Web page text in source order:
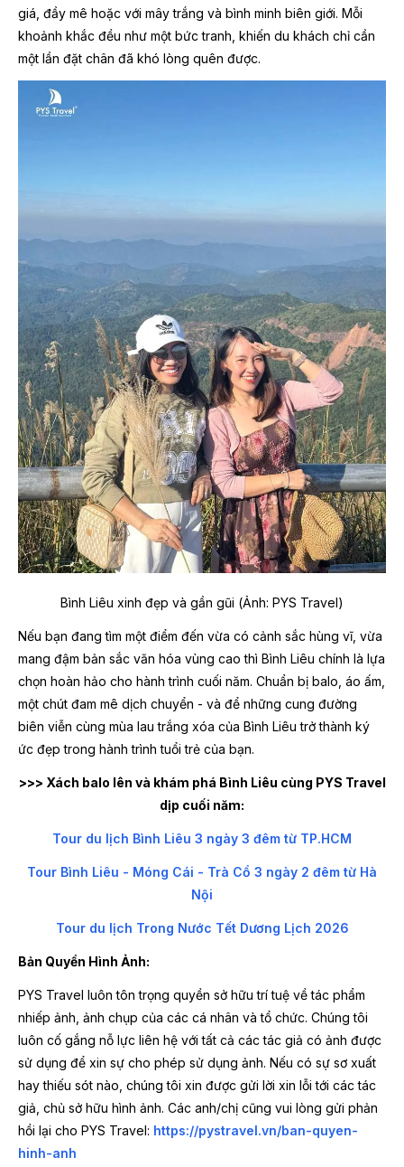
giá, đầy mê hoặc với mây trắng và bình minh biên giới. Mỗi
khoảnh khắc đều như một bức tranh, khiến du khách chỉ cần
một lần đặt chân đã khó lòng quên được.
Bình Liêu xinh đẹp và gần gũi (Ảnh: PYS Travel)
Nếu bạn đang tìm một điểm đến vừa có cảnh sắc hùng vĩ, vừa
mang đậm bản sắc văn hóa vùng cao thì Bình Liêu chính là lựa
chọn hoàn hảo cho hành trình cuối năm. Chuẩn bị balo, áo ấm,
một chút đam mê dịch chuyển - và để những cung đường
biên viễn cùng mùa lau trắng xóa của Bình Liêu trở thành ký
ức đẹp trong hành trình tuổi trẻ của bạn.
>>> Xách balo lên và khám phá Bình Liêu cùng PYS Travel
dịp cuối năm:
Tour du lịch Bình Liêu 3 ngày 3 đêm từ TP.HCM
Tour Bình Liêu - Móng Cái - Trà Cổ 3 ngày 2 đêm từ Hà
Nội
Tour du lịch Trong Nước Tết Dương Lịch 2026
Bản Quyền Hình Ảnh:
PYS Travel luôn tôn trọng quyền sở hữu trí tuệ về tác phẩm
nhiếp ảnh, ảnh chụp của các cá nhân và tổ chức. Chúng tôi
luôn cố gắng nỗ lực liên hệ với tất cả các tác giả có ảnh được
sử dụng để xin sự cho phép sử dụng ảnh. Nếu có sự sơ xuất
hay thiếu sót nào, chúng tôi xin được gửi lời xin lỗi tới các tác
giả, chủ sở hữu hình ảnh. Các anh/chị cũng vui lòng gửi phản
hồi lại cho PYS Travel: https://pystravel.vn/ban-quyen-
hinh-anh